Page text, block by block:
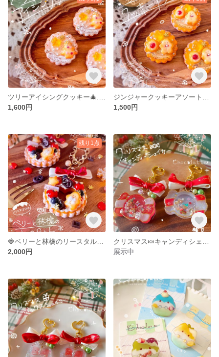
1,600円
1,500円
残り1点
2,000円
展示中